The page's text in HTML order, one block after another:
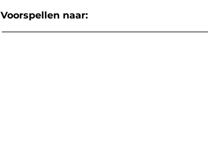
Voorspellen naar: